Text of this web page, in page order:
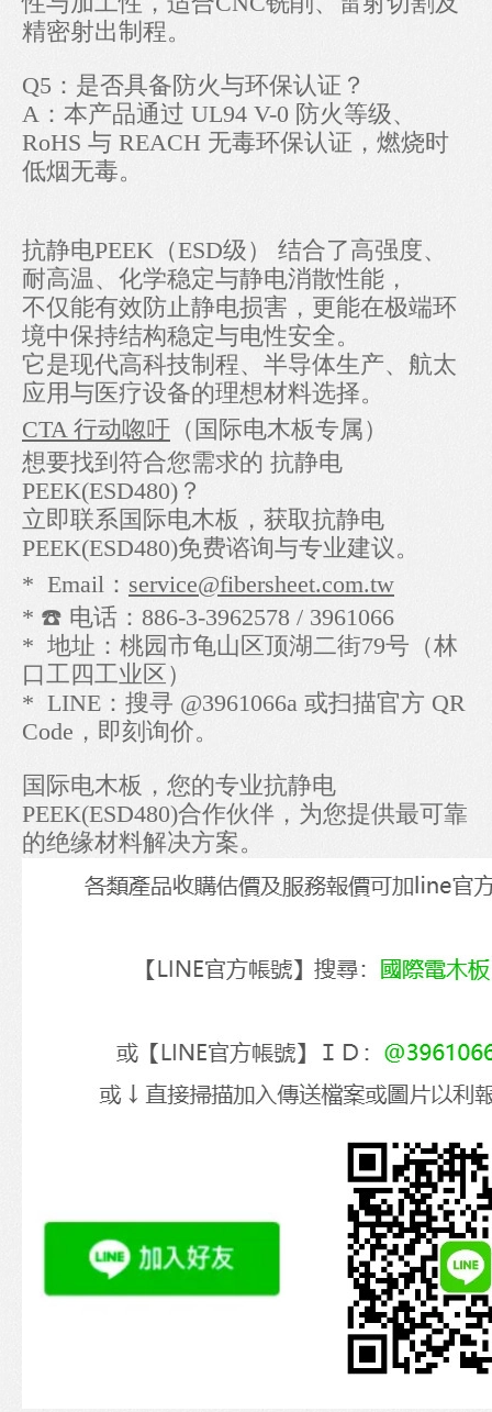
精密射出制程。
Q5：是否具备防火与环保认证？
A：本产品通过 UL94 V-0 防火等级、
RoHS 与 REACH 无毒环保认证，燃烧时
低烟无毒。
抗静电PEEK（ESD级） 结合了高强度、
耐高温、化学稳定与静电消散性能，
不仅能有效防止静电损害，更能在极端环
境中保持结构稳定与电性安全。
它是现代高科技制程、半导体生产、航太
应用与医疗设备的理想材料选择。
CTA 行动唿吁 （国际电木板专属）
想要找到符合您需求的 抗静电
PEEK(ESD480)？
立即联系国际电木板，获取抗静电
PEEK(ESD480)免费谘询与专业建议。
* Email： service@fibersheet.com.tw
* ☎️ 电话：886-3-3962578 / 3961066
* 地址：桃园市龟山区顶湖二街79号（林
口工四工业区）
* LINE：搜寻 @3961066a 或扫描官方 QR
Code，即刻询价。
国际电木板，您的专业抗静电
PEEK(ESD480)合作伙伴，为您提供最可靠
的绝缘材料解决方案。